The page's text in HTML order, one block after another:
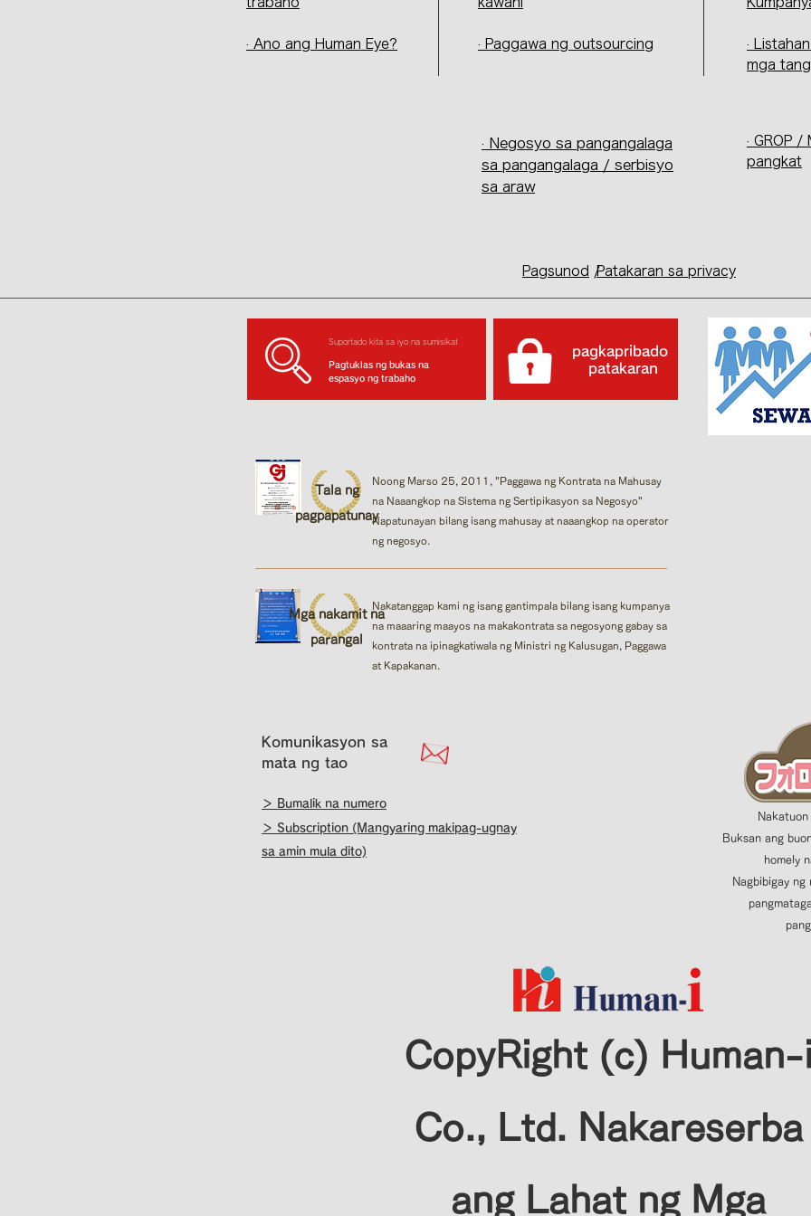
· Ano ang Human Eye? · Paggawa ng outsourcing
·
mga
· Negosyo sa pangangalaga
sa pangangalaga / serbisyo
sa araw
· GROP
pangkat
Pagsunod /Patakaran sa privacy
Pagtuklas ng bukas na
espasyo ng trabaho
Suportado kita sa iyo na sumisikat
pagkapribado
​ patakaran
Noong Marso 25, 2011, "Paggawa ng Kontrata na Mahusay
na Naaangkop na Sistema ng Sertipikasyon sa Negosyo"​
Napatunayan bilang isang mahusay at naaangkop na operator
ng negosyo.
Tala ng
pagpapatunay
Mga nakamit na
parangal
Nakatanggap kami ng isang gantimpala bilang isang kumpanya
na maaaring maayos na makakontrata sa negosyong gabay sa
kontrata na ipinagkatiwala ng Ministri ng Kalusugan, Paggawa
at Kapakanan.
Komunikasyon sa
mata ng tao
＞ Bumalik na numero
＞ Subscription (Mangyaring makipag-ugnay
sa amin mula dito)
Buksan ang
homely
Nagbibigay ng
CopyRight (c) Human-
Co., Ltd. Nakareserba
ang Lahat ng Mga